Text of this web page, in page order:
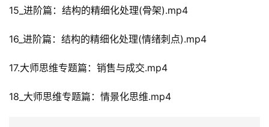
15_进阶篇：结构的精细化处理(骨架).mp4
16_进阶篇：结构的精细化处理(情绪刺点).mp4
17.大师思维专题篇：销售与成交.mp4
18_大师思维专题篇：情景化思维.mp4